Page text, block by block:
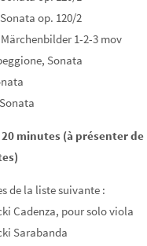
op. 120/2
1-2-3 mov
Sonata
minutes (à présenter
de la liste suivante :
Cadenza, pour solo viola
Sarabanda